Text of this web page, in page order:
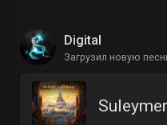
Digital
Загрузил новую